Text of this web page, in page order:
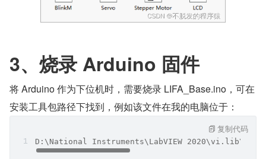
3、烧录 Arduino 固件
将 Arduino 作为下位机时，需要烧录 LIFA_Base.ino，可在
安装工具包路径下找到，例如该文件在我的电脑位于：
D:\National Instruments\LabVIEW
复制代码